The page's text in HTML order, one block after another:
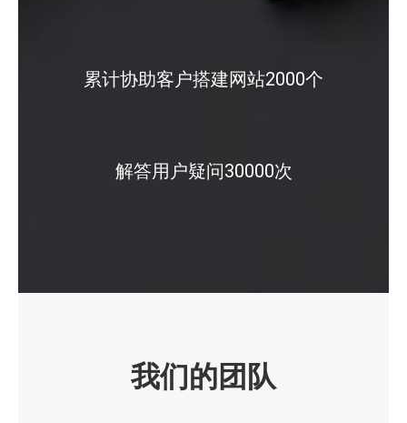
累计协助客户搭建网站2000个
解答用户疑问30000次
我们的团队